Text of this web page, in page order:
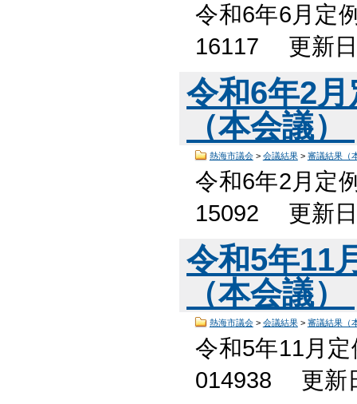
令和6年6月定
16117 更新
令和6年2
（本会議）
熱海市議会> 会議結果> 審議結果（
令和6年2月定
15092 更新
令和5年11
（本会議）
熱海市議会> 会議結果> 審議結果（
令和5年11月
014938 更新